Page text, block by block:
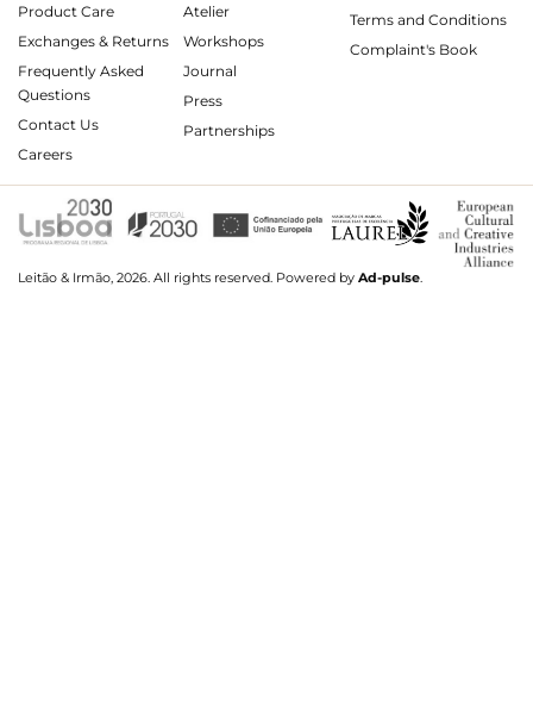
Product Care
Exchanges & Returns
Frequently Asked
Questions
Contact Us
Careers
Atelier
Workshops
Journal
Press
Partnerships
Terms and Conditions
Complaint's Book
Leitão & Irmão, 2026. All rights reserved. Powered by Ad-pulse.